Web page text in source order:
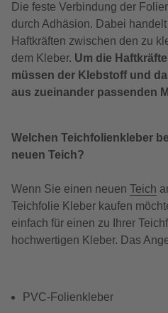
Die feste Verbindung der
durch Adhäsion. Dabei
Haftkräften zwischen den zu
dem Kleber. Um die
müssen der Klebstoff und
aus zueinander passenden
Welchen Teichfolienkleber
neuen Teich?
Wenn Sie einen neuen Teich
Teichfolie Kleber kaufen
einfach für einen zu Ihrer
hochwertigen Kleber. Das
PVC-Folienkleber